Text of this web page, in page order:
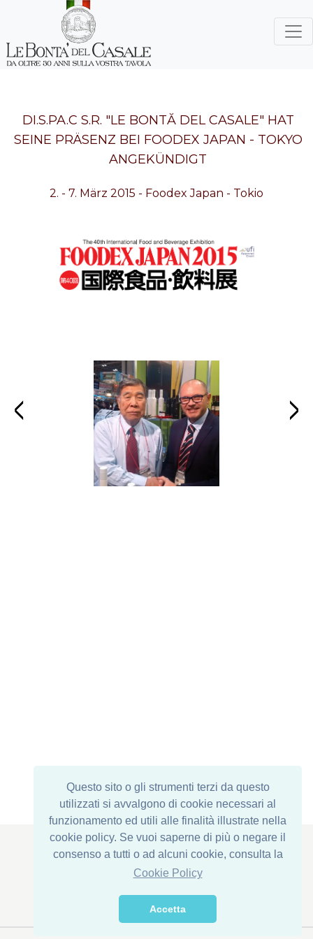
Questo sito o gli strumenti terzi da questo
utilizzati si avvalgono di cookie necessari al
funzionamento ed utili alle finalità illustrate nella
cookie policy. Se vuoi saperne di più o negare il
consenso a tutti o ad alcuni cookie, consulta la
Cookie Policy
Accetta
DI.S.PA.C S.R. "LE BONTĂ DEL CASALE" HAT
SEINE PRÄSENZ BEI FOODEX JAPAN - TOKYO
ANGEKÜNDIGT
2. - 7. März 2015 - Foodex Japan - Tokio
Registered Office : Via Corona di Ferro, 1
76015 Trinitapoli (BT) - ITALY